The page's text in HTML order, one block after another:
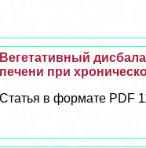
Вегетативный
печени при
Статья в формате PDF